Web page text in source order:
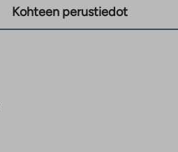
Kohteen perustiedot